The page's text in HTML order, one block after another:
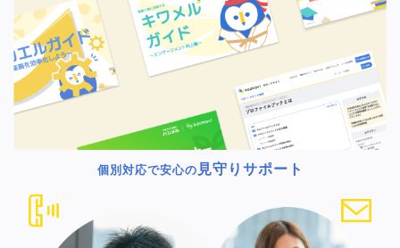
個別対応で安心の 見守りサポート